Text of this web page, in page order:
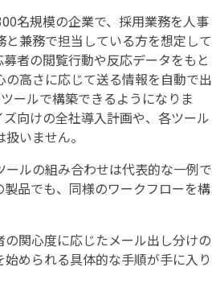
名規模の企業で、採用業務を人事
兼務で担当している方を想定して
者の閲覧行動や反応データをもと
の高さに応じて送る情報を自動で出
ールで構築できるようになりま
向けの全社導入計画や、各ツール
いません。
ルの組み合わせは代表的な一例で
品でも、同様のワークフローを構
関心度に応じたメール出し分けの
められる具体的な手順が手に入り